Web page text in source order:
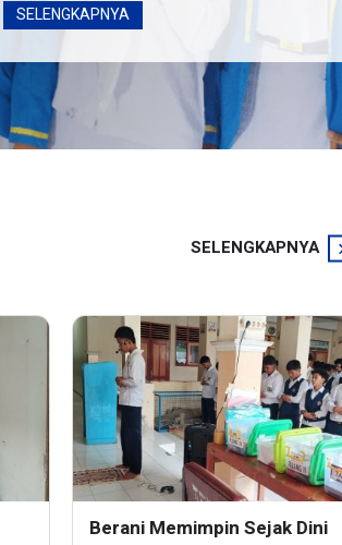
SELENGKAPNYA
SELENGKAPNYA
Berani Memimpin Sejak Dini